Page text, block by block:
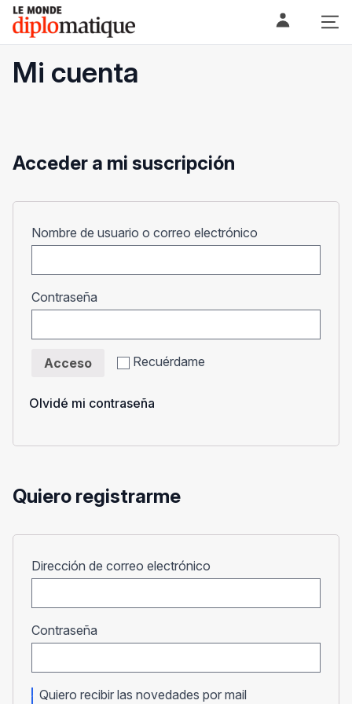
Skip
content
Le monde diplomatique
Mi cuenta
Acceder a mi suscripción
Nombre de usuario o correo electrónico
Contraseña
Recuérdame
Acceso
Olvidé mi contraseña
Quiero registrarme
Dirección de correo electrónico
Contraseña
Quiero recibir las novedades por mail